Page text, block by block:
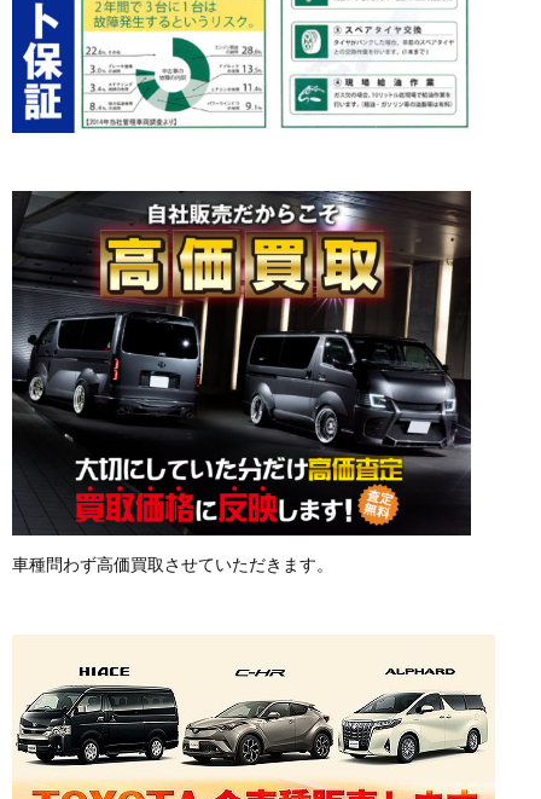
車種問わず高価買取させていただきます。